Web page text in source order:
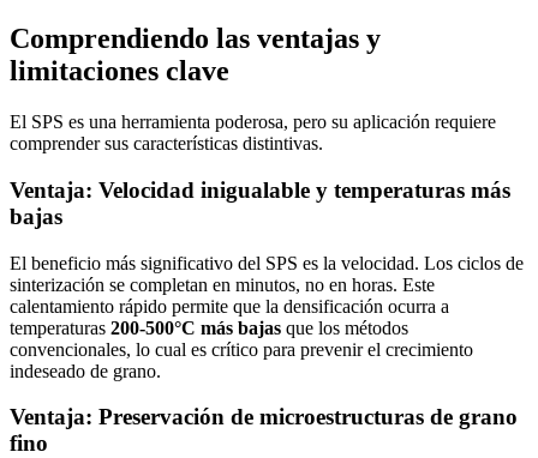
Comprendiendo las ventajas y
limitaciones clave
El SPS es una herramienta poderosa, pero su aplicación requiere
comprender sus características distintivas.
Ventaja: Velocidad inigualable y temperaturas más
bajas
El beneficio más significativo del SPS es la velocidad. Los ciclos de
sinterización se completan en minutos, no en horas. Este
calentamiento rápido permite que la densificación ocurra a
temperaturas 200-500°C más bajas que los métodos
convencionales, lo cual es crítico para prevenir el crecimiento
indeseado de grano.
Ventaja: Preservación de microestructuras de grano
fino